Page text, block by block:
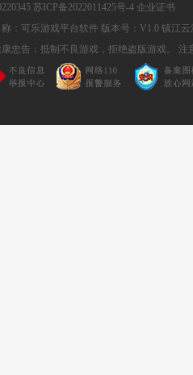
苏ICP备2022011425号-4 企业证书
：可乐游戏平台软件 版本号：V1.0 镇江云
忠告：抵制不良游戏，拒绝盗版游戏。